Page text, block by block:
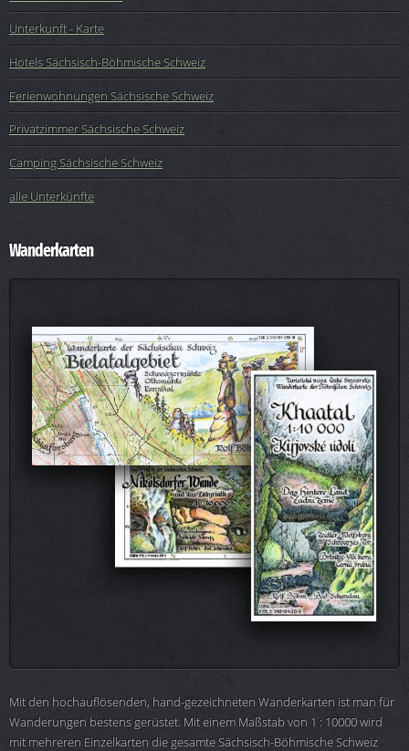
Unterkunft - Karte
Hotels Sächsisch-Böhmische Schweiz
Ferienwohnungen Sächsische Schweiz
Privatzimmer Sächsische Schweiz
Camping Sächsische Schweiz
alle Unterkünfte
Wanderkarten
Mit den hochauflösenden, hand-gezeichneten Wanderkarten ist man für
Wanderungen bestens gerüstet. Mit einem Maßstab von 1 : 10000 wird
mit mehreren Einzelkarten die gesamte Sächsisch-Böhmische Schweiz